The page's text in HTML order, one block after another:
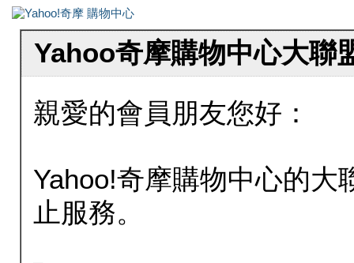
Yahoo奇摩購物中心大聯
親愛的會員朋友您好：
Yahoo!奇摩購物中心的大
止服務。